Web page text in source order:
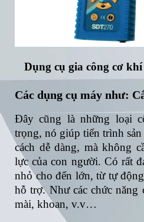
Dụng cụ gia công cơ
Các dụng cụ máy như:
Đây cũng là những loại
trọng, nó giúp tiến trình
cách dễ dàng, mà không
lực của con người. Có rất
nhỏ cho đến lớn, từ tự
hỗ trợ. Như các chức năng
mài, khoan, v.v…